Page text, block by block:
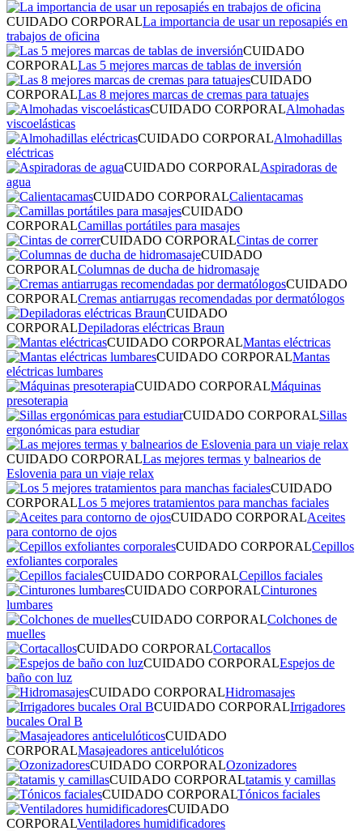
CUIDADO CORPORALLa importancia de usar un reposapiés en
trabajos de oficina
CUIDADO
CORPORALLas 5 mejores marcas de tablas de inversión
CUIDADO
CORPORALLas 8 mejores marcas de cremas para tatuajes
CUIDADO CORPORALAlmohadas
viscoelásticas
CUIDADO CORPORALAlmohadillas
eléctricas
CUIDADO CORPORALAspiradoras de
agua
CUIDADO CORPORALCalientacamas
CUIDADO
CORPORALCamillas portátiles para masajes
CUIDADO CORPORALCintas de correr
CUIDADO
CORPORALColumnas de ducha de hidromasaje
CUIDADO
CORPORALCremas antiarrugas recomendadas por dermatólogos
CUIDADO
CORPORALDepiladoras eléctricas Braun
CUIDADO CORPORALMantas eléctricas
CUIDADO CORPORALMantas
eléctricas lumbares
CUIDADO CORPORALMáquinas
presoterapia
CUIDADO CORPORALSillas
ergonómicas para estudiar
CUIDADO CORPORALLas mejores termas y balnearios de
Eslovenia para un viaje relax
CUIDADO
CORPORALLos 5 mejores tratamientos para manchas faciales
CUIDADO CORPORALAceites
para contorno de ojos
CUIDADO CORPORALCepillos
exfoliantes corporales
CUIDADO CORPORALCepillos faciales
CUIDADO CORPORALCinturones
lumbares
CUIDADO CORPORALColchones de
muelles
CUIDADO CORPORALCortacallos
CUIDADO CORPORALEspejos de
baño con luz
CUIDADO CORPORALHidromasajes
CUIDADO CORPORALIrrigadores
bucales Oral B
CUIDADO
CORPORALMasajeadores anticelulóticos
CUIDADO CORPORALOzonizadores
CUIDADO CORPORALtatamis y camillas
CUIDADO CORPORALTónicos faciales
CUIDADO
CORPORALVentiladores humidificadores